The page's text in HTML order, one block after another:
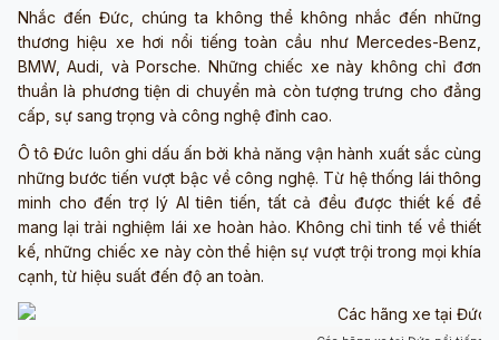
Nhắc đến Đức, chúng ta không thể không nhắc đến những
thương hiệu xe hơi nổi tiếng toàn cầu như Mercedes-Benz,
BMW, Audi, và Porsche. Những chiếc xe này không chỉ đơn
thuần là phương tiện di chuyển mà còn tượng trưng cho đẳng
cấp, sự sang trọng và công nghệ đỉnh cao.
Ô tô Đức luôn ghi dấu ấn bởi khả năng vận hành xuất sắc cùng
những bước tiến vượt bậc về công nghệ. Từ hệ thống lái thông
minh cho đến trợ lý AI tiên tiến, tất cả đều được thiết kế để
mang lại trải nghiệm lái xe hoàn hảo. Không chỉ tinh tế về thiết
kế, những chiếc xe này còn thể hiện sự vượt trội trong mọi khía
cạnh, từ hiệu suất đến độ an toàn.